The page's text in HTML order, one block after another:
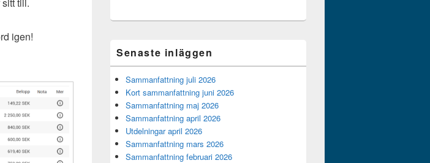
igen!
Senaste inläggen
Sammanfattning juli 2026
Kort sammanfattning juni 2026
Sammanfattning maj 2026
Sammanfattning april 2026
Utdelningar april 2026
Sammanfattning mars 2026
Sammanfattning februari 2026